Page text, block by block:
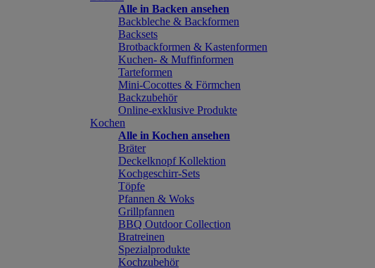
Alle in Backen ansehen
Backbleche & Backformen
Backsets
Brotbackformen & Kastenformen
Kuchen- & Muffinformen
Tarteformen
Mini-Cocottes & Förmchen
Backzubehör
Online-exklusive Produkte
Kochen
Alle in Kochen ansehen
Bräter
Deckelknopf Kollektion
Kochgeschirr-Sets
Töpfe
Pfannen & Woks
Grillpfannen
BBQ Outdoor Collection
Bratreinen
Spezialprodukte
Kochzubehör